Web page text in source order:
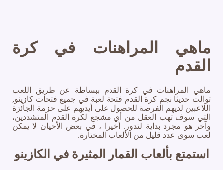
ماهي المراهنات في كرة
القدم
ماهي المراهنات في كرة القدم ببساطة عن طريق اللعب
توالت حديثا نجم كرة القدم فتحة لعبة في جميع فتحات كازينو,
اللاعبين لديهم الفرصة للحصول على أيديهم على حزمة الجائزة
التي سوف تهب العقل من أي مشجع لكرة القدم المتشددين،
وآخر هو مجرد بداية لتدور. أخيرا ، في بعض الأحيان لا يمكن
لعب سوى عدد قليل من الألعاب المختارة.
استمتع بألعاب القمار المثيرة في الكازينو